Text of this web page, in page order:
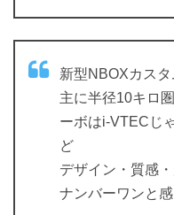
新型NBOXカス
主に半径10キロ
ーボはi-VTECじ
ど
デザイン・質感
ナンバーワンと